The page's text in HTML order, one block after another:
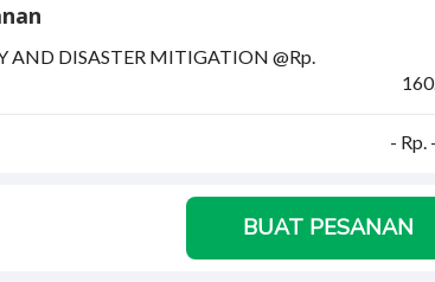
AND DISASTER MITIGATION @Rp.
- Rp.
BUAT PESANAN